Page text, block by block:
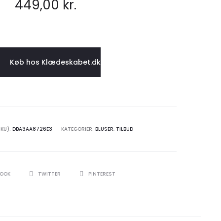
449,00 kr.
Køb hos Klædeskabet.dk
DBA3AA8726E3 KATEGORIER: BLUSER, TILBUD
TWITTER PINTEREST